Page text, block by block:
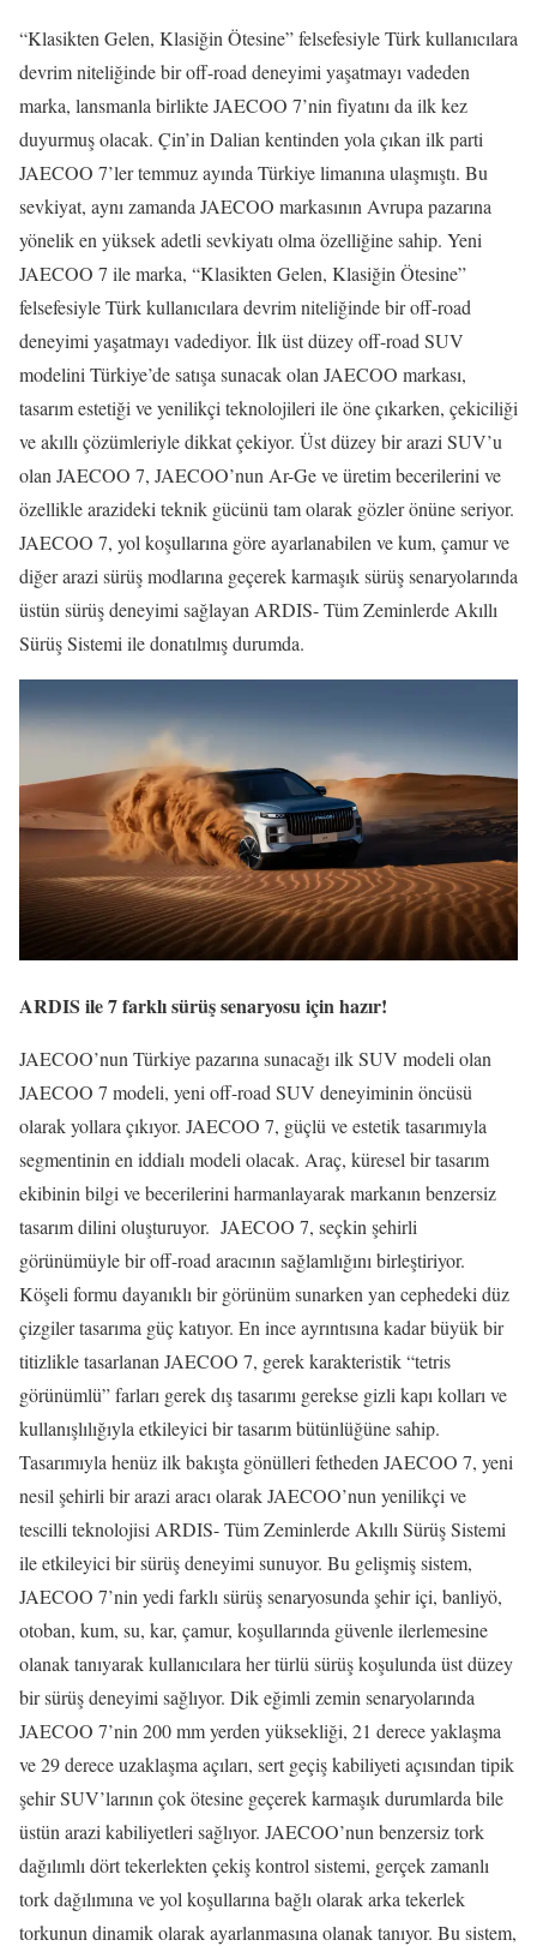
“Klasikten Gelen, Klasiğin Ötesine” felsefesiyle Türk kullanıcılara
devrim niteliğinde bir off-road deneyimi yaşatmayı vadeden
marka, lansmanla birlikte JAECOO 7’nin fiyatını da ilk kez
duyurmuş olacak. Çin’in Dalian kentinden yola çıkan ilk parti
JAECOO 7’ler temmuz ayında Türkiye limanına ulaşmıştı. Bu
sevkiyat, aynı zamanda JAECOO markasının Avrupa pazarına
yönelik en yüksek adetli sevkiyatı olma özelliğine sahip. Yeni
JAECOO 7 ile marka, “Klasikten Gelen, Klasiğin Ötesine”
felsefesiyle Türk kullanıcılara devrim niteliğinde bir off-road
deneyimi yaşatmayı vadediyor. İlk üst düzey off-road SUV
modelini Türkiye’de satışa sunacak olan JAECOO markası,
tasarım estetiği ve yenilikçi teknolojileri ile öne çıkarken, çekiciliği
ve akıllı çözümleriyle dikkat çekiyor. Üst düzey bir arazi SUV’u
olan JAECOO 7, JAECOO’nun Ar-Ge ve üretim becerilerini ve
özellikle arazideki teknik gücünü tam olarak gözler önüne seriyor.
JAECOO 7, yol koşullarına göre ayarlanabilen ve kum, çamur ve
diğer arazi sürüş modlarına geçerek karmaşık sürüş senaryolarında
üstün sürüş deneyimi sağlayan ARDIS- Tüm Zeminlerde Akıllı
Sürüş Sistemi ile donatılmış durumda.
ARDIS ile 7 farklı sürüş senaryosu için hazır!
JAECOO’nun Türkiye pazarına sunacağı ilk SUV modeli olan
JAECOO 7 modeli, yeni off-road SUV deneyiminin öncüsü
olarak yollara çıkıyor. JAECOO 7, güçlü ve estetik tasarımıyla
segmentinin en iddialı modeli olacak. Araç, küresel bir tasarım
ekibinin bilgi ve becerilerini harmanlayarak markanın benzersiz
tasarım dilini oluşturuyor. JAECOO 7, seçkin şehirli
görünümüyle bir off-road aracının sağlamlığını birleştiriyor.
Köşeli formu dayanıklı bir görünüm sunarken yan cephedeki düz
çizgiler tasarıma güç katıyor. En ince ayrıntısına kadar büyük bir
titizlikle tasarlanan JAECOO 7, gerek karakteristik “tetris
görünümlü” farları gerek dış tasarımı gerekse gizli kapı kolları ve
kullanışlılığıyla etkileyici bir tasarım bütünlüğüne sahip.
Tasarımıyla henüz ilk bakışta gönülleri fetheden JAECOO 7, yeni
nesil şehirli bir arazi aracı olarak JAECOO’nun yenilikçi ve
tescilli teknolojisi ARDIS- Tüm Zeminlerde Akıllı Sürüş Sistemi
ile etkileyici bir sürüş deneyimi sunuyor. Bu gelişmiş sistem,
JAECOO 7’nin yedi farklı sürüş senaryosunda şehir içi, banliyö,
otoban, kum, su, kar, çamur, koşullarında güvenle ilerlemesine
olanak tanıyarak kullanıcılara her türlü sürüş koşulunda üst düzey
bir sürüş deneyimi sağlıyor. Dik eğimli zemin senaryolarında
JAECOO 7’nin 200 mm yerden yüksekliği, 21 derece yaklaşma
ve 29 derece uzaklaşma açıları, sert geçiş kabiliyeti açısından tipik
şehir SUV’larının çok ötesine geçerek karmaşık durumlarda bile
üstün arazi kabiliyetleri sağlıyor. JAECOO’nun benzersiz tork
dağılımlı dört tekerlekten çekiş kontrol sistemi, gerçek zamanlı
tork dağılımına ve yol koşullarına bağlı olarak arka tekerlek
torkunun dinamik olarak ayarlanmasına olanak tanıyor. Bu sistem,